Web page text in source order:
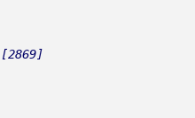
[2869]